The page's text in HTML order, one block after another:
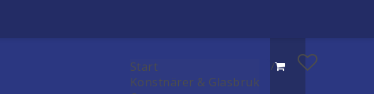
/
Start
Konstnärer & Glasbruk